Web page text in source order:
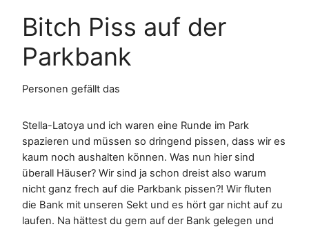
Bitch Piss auf der
Parkbank
Personen gefällt das
Stella-Latoya und ich waren eine Runde im Park
spazieren und müssen so dringend pissen, dass wir es
kaum noch aushalten können. Was nun hier sind
überall Häuser? Wir sind ja schon dreist also warum
nicht ganz frech auf die Parkbank pissen?! Wir fluten
die Bank mit unseren Sekt und es hört gar nicht auf zu
laufen. Na hättest du gern auf der Bank gelegen und